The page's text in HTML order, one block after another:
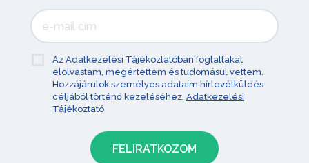
Az Adatkezelési Tájékoztatóban foglaltakat
elolvastam, megértettem és tudomásul vettem.
Hozzájárulok személyes adataim hírlevélküldés
céljából történő kezeléséhez. Adatkezelési
Tájékoztató